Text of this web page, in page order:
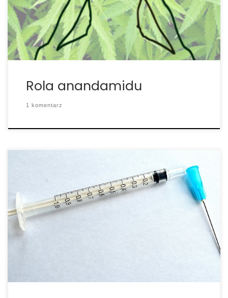
cząsteczka przyczynia się do poprawy
samopoczucia. Poniżej kilka z nich. • Zdrowie
psychiczne Może […]
Rola anandamidu
1 komentarz
Wszystkie gatunki kręgowców, strzykw i nicieni
posiadają wspólny układ endokannabinoidowy,
który niezbędny jest przy ich zdolnościach do
przystosowywania się do dramatycznych zmian w
środowisku. Poprzez porównanie zmian